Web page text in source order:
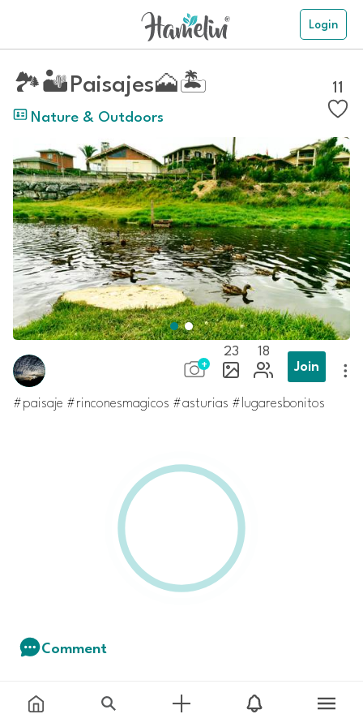
Login
🏞️🏜️Paisajes🗻🏝️
Nature & Outdoors
11
23
18
Join
#paisaje #rinconesmagicos #asturias #lugaresbonitos
Comment